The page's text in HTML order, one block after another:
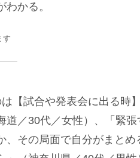
かる。
す
【試合や発表会に出る時
道／30代／女性）、「緊
、その局面で自分がまと